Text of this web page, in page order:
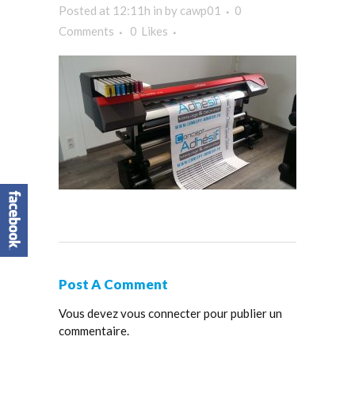
Posted at 12:11h in by cawp01
0
Comments
0 Likes
Post A Comment
Vous devezvous connecterpour publier un
commentaire.